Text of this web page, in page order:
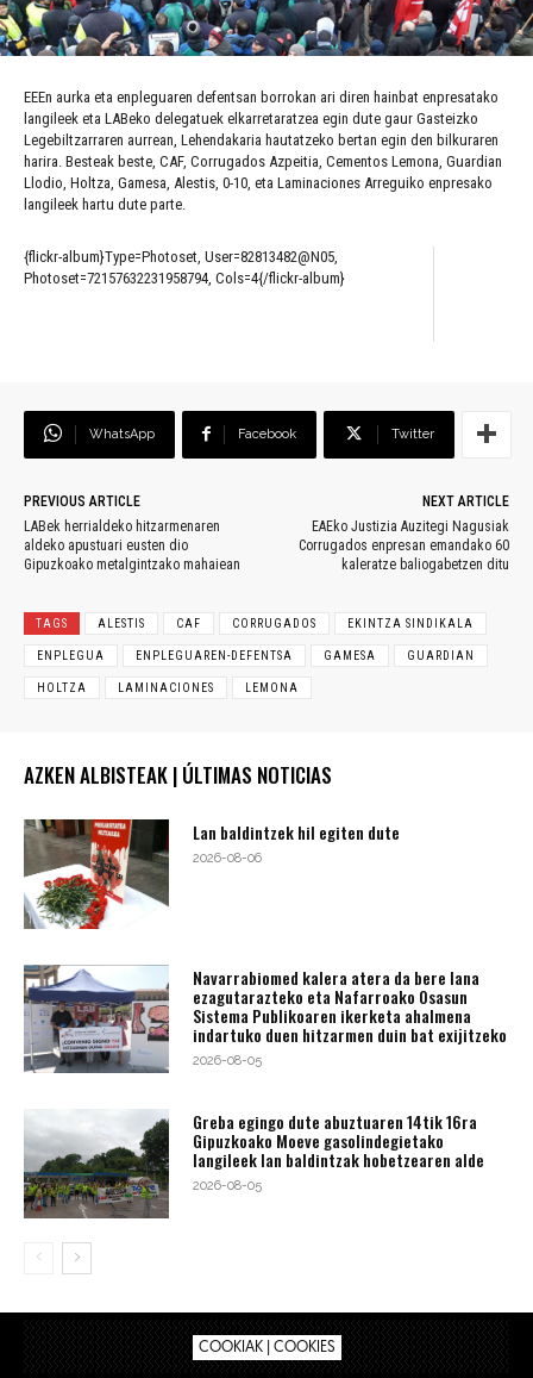
EEEn aurka eta enpleguaren defentsan borrokan ari diren hainbat enpresatako
langileek eta LABeko delegatuek elkarretaratzea egin dute gaur Gasteizko
Legebiltzarraren aurrean, Lehendakaria hautatzeko bertan egin den bilkuraren
harira. Besteak beste, CAF, Corrugados Azpeitia, Cementos Lemona, Guardian
Llodio, Holtza, Gamesa, Alestis, 0-10, eta Laminaciones Arreguiko enpresako
langileek hartu dute parte.
{flickr-album}Type=Photoset, User=82813482@N05,
Photoset=72157632231958794, Cols=4{/flickr-album}
WhatsApp Facebook Twitter
PREVIOUS ARTICLE
LABek herrialdeko hitzarmenaren
aldeko apustuari eusten dio
Gipuzkoako metalgintzako mahaiean
NEXT ARTICLE
EAEko Justizia Auzitegi Nagusiak
Corrugados enpresan emandako 60
kaleratze baliogabetzen ditu
TAGS ALESTIS CAF CORRUGADOS EKINTZA SINDIKALA
ENPLEGUA ENPLEGUAREN-DEFENTSA GAMESA GUARDIAN
HOLTZA LAMINACIONES LEMONA
AZKEN ALBISTEAK | ÚLTIMAS NOTICIAS
Lan baldintzek hil egiten dute
2026-08-06
Navarrabiomed kalera atera da bere lana
ezagutarazteko eta Nafarroako Osasun
Sistema Publikoaren ikerketa ahalmena
indartuko duen hitzarmen duin bat exijitzeko
2026-08-05
Greba egingo dute abuztuaren 14tik 16ra
Gipuzkoako Moeve gasolindegietako
langileek lan baldintzak hobetzearen alde
2026-08-05
COOKIAK | COOKIES